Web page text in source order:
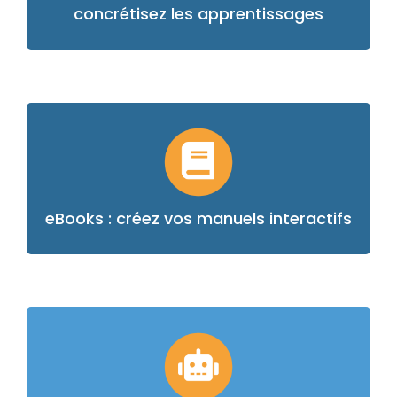
concrétisez les apprentissages
eBooks : créez vos manuels interactifs
Découvrez, grâce à ce module, comment créer et
développer vos propres alternatives numériques
aux manuels scolaires classiques.
Au travers d’ateliers pratiques, apprenez à
utiliser en classe, pour vos leçons de